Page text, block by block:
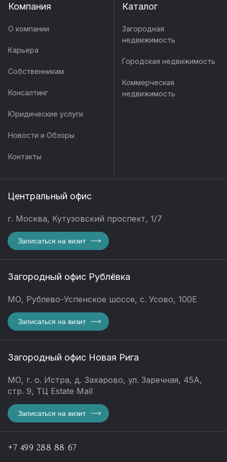
Компания
О компании
Карьера
Собственникам
Консалтинг
Юридические услуги
Новости и Обзоры
Контакты
Каталог
Загородная
недвижимость
Городская недвижимость
Коммерческая
недвижимость
Центральный офис
г. Москва, Кутузовский проспект, 1/7
Записаться на визит
Загородный офис Рублёвка
МО, Рублево-Успенское шоссе, с. Усово, 100Е
Записаться на визит
Загородный офис Новая Рига
МО, г. о. Истра, д. Захарово, ул. Заречная, 45А,
стр. 9, ТЦ Estate Mall
Записаться на визит
+7 499 288 88 67